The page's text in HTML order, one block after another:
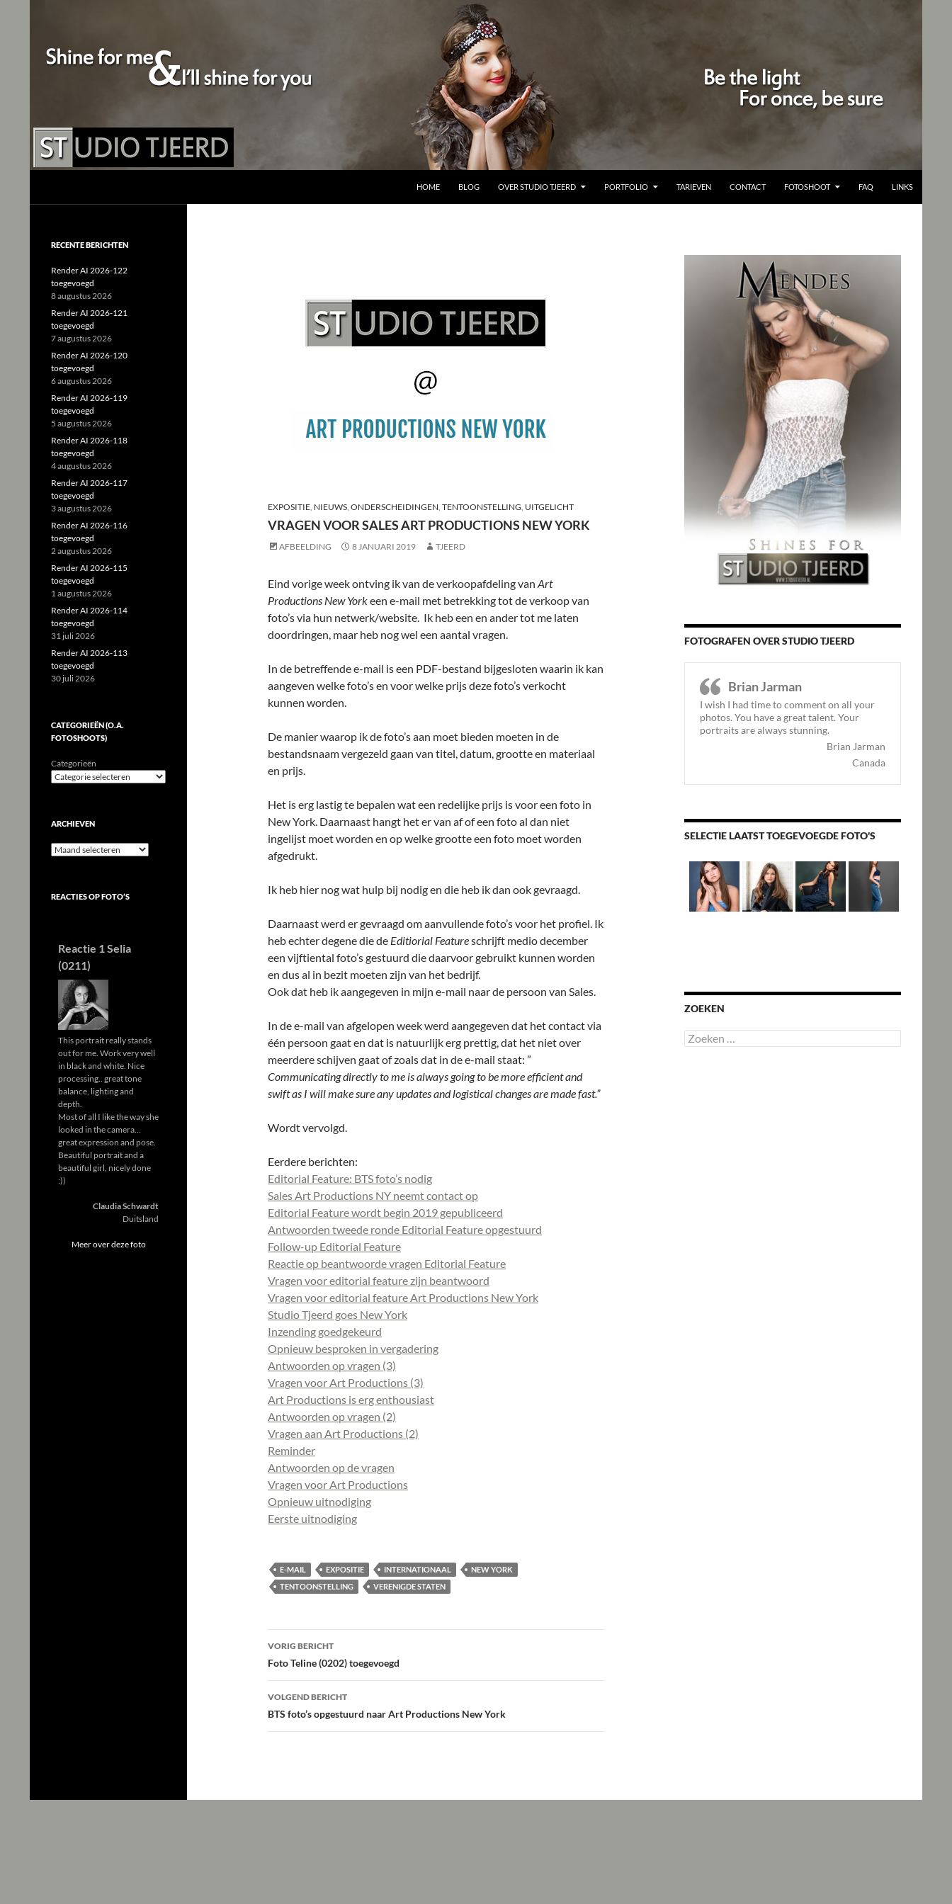
HOME
BLOG OVER STUDIO TJEERD PORTFOLIO TARIEVEN CONTACT FOTOSHOOT FAQ LINKS
EXPOSITIE, NIEUWS, ONDERSCHEIDINGEN, TENTOONSTELLING, UITGELICHT
VRAGEN VOOR SALES ART PRODUCTIONS NEW YORK
AFBEELDING 8 JANUARI 2019 TJEERD
Eind vorige week ontving ik van de verkoopafdeling van Art
Productions New Yorkeen e-mail met betrekking tot de verkoop van
foto’s via hun netwerk/website. Ik heb een en ander tot me laten
doordringen, maar heb nog wel een aantal vragen.
In de betreffende e-mail is een PDF-bestand bijgesloten waarin ik kan
aangeven welke foto’s en voor welke prijs deze foto’s verkocht
kunnen worden.
De manier waarop ik de foto’s aan moet bieden moeten in de
bestandsnaam vergezeld gaan van titel, datum, grootte en materiaal
en prijs.
Het is erg lastig te bepalen wat een redelijke prijs is voor een foto in
New York. Daarnaast hangt het er van af of een foto al dan niet
ingelijst moet worden en op welke grootte een foto moet worden
afgedrukt.
Ik heb hier nog wat hulp bij nodig en die heb ik dan ook gevraagd.
Daarnaast werd er gevraagd om aanvullende foto’s voor het profiel. Ik
heb echter degene die de Editiorial Featureschrijft medio december
een vijftiental foto’s gestuurd die daarvoor gebruikt kunnen worden
en dus al in bezit moeten zijn van het bedrijf.
Ook dat heb ik aangegeven in mijn e-mail naar de persoon van Sales.
In de e-mail van afgelopen week werd aangegeven dat het contact via
één persoon gaat en dat is natuurlijk erg prettig, dat het niet over
meerdere schijven gaat of zoals dat in de e-mail staat: ”
Communicating directly to me is always going to be more efficient and
swift as I will make sure any updates and logistical changes are made fast.”
Wordt vervolgd.
Eerdere berichten:
Editorial Feature: BTS foto’s nodig
Sales Art Productions NY neemt contact op
Editorial Feature wordt begin 2019 gepubliceerd
Antwoorden tweede ronde Editorial Feature opgestuurd
Follow-up Editorial Feature
Reactie op beantwoorde vragen Editorial Feature
Vragen voor editorial feature zijn beantwoord
Vragen voor editorial feature Art Productions New York
Studio Tjeerd goes New York
Inzending goedgekeurd
Opnieuw besproken in vergadering
Antwoorden op vragen (3)
Vragen voor Art Productions (3)
Art Productions is erg enthousiast
Antwoorden op vragen (2)
Vragen aan Art Productions (2)
Reminder
Antwoorden op de vragen
Vragen voor Art Productions
Opnieuw uitnodiging
Eerste uitnodiging
E-MAIL EXPOSITIE INTERNATIONAAL
NEW YORK
TENTOONSTELLING
VERENIGDE STATEN
Bericht
navigatie
VORIG BERICHT
Foto Teline (0202) toegevoegd
VOLGEND BERICHT
BTS foto’s opgestuurd naar Art Productions New York
FOTOGRAFEN OVER STUDIO TJEERD
Brian Jarman
I wish I had time to comment on all your
photos. You have a great talent. Your
portraits are always stunning.
Brian Jarman
Canada
SELECTIE LAATST TOEGEVOEGDE FOTO'S
ZOEKEN
Zoeken
naar:
RECENTE BERICHTEN
Render AI 2026-122
toegevoegd
8 augustus 2026
Render AI 2026-121
toegevoegd
7 augustus 2026
Render AI 2026-120
toegevoegd
6 augustus 2026
Render AI 2026-119
toegevoegd
5 augustus 2026
Render AI 2026-118
toegevoegd
4 augustus 2026
Render AI 2026-117
toegevoegd
3 augustus 2026
Render AI 2026-116
toegevoegd
2 augustus 2026
Render AI 2026-115
toegevoegd
1 augustus 2026
Render AI 2026-114
toegevoegd
31 juli 2026
Render AI 2026-113
toegevoegd
30 juli 2026
CATEGORIEËN (O.A.
FOTOSHOOTS)
Categorieën
ARCHIEVEN
Archieven
REACTIES OP FOTO’S
Reactie 1 Selia
(0211)
This portrait really stands
out for me. Work very well
in black and white. Nice
processing.. great tone
balance, lighting and
depth.
Most of all I like the way she
looked in the camera…
great expression and pose.
Beautiful portrait and a
beautiful girl, nicely done
:))
Claudia Schwardt
Duitsland
Meer over deze foto